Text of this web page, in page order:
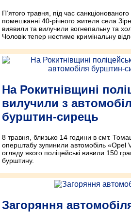
П’ятого травня, під час
помешканні 40-річного жителя села
виявили та вилучили вогнепальну та
Чоловік тепер нестиме кримінальну
На Рокитнівщині
вилучили з
бурштин-сирець
8 травня, близько 14 години в смт.
оперштабу зупинили автомобіль «Opel
огляду якого поліцейські вивили 150
бурштину.
Загоряння